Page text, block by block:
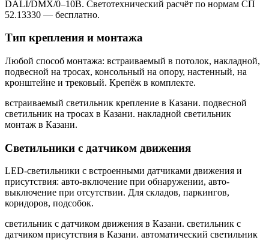
DALI/DMX/0–10В. Светотехнический расчёт по нормам СП
52.13330 — бесплатно.
Тип крепления и монтажа
Любой способ монтажа: встраиваемый в потолок, накладной,
подвесной на тросах, консольный на опору, настенный, на
кронштейне и трековый. Крепёж в комплекте.
встраиваемый светильник крепление в Казани. подвесной
светильник на тросах в Казани. накладной светильник
монтаж в Казани.
Светильники с датчиком движения
LED-светильники с встроенными датчиками движения и
присутствия: авто-включение при обнаружении, авто-
выключение при отсутствии. Для складов, паркингов,
коридоров, подсобок.
светильник с датчиком движения в Казани. светильник с
датчиком присутствия в Казани. автоматический светильник